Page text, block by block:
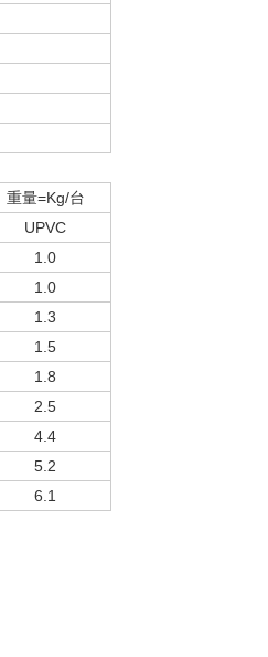
重量=Kg/台
UPVC
1.0
1.0
1.3
1.5
1.8
2.5
4.4
5.2
6.1